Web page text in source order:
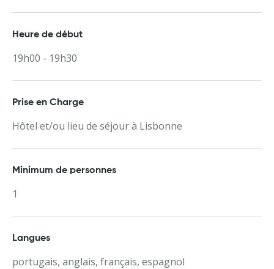
Heure de début
19h00 - 19h30
Prise en Charge
Hôtel et/ou lieu de séjour à Lisbonne
Minimum de personnes
1
Langues
portugais, anglais, français, espagnol